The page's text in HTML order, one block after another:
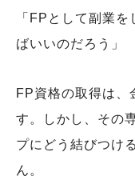
「FPとして副業
ばいいのだろう」
FP資格の取得は、
す。しかし、その
プにどう結びつけ
ん。